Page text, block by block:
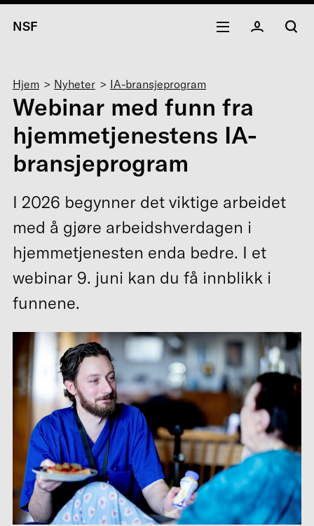
NSF
Navigasjonssti
Hjem Nyheter IA-bransjeprogram
Webinar med funn fra
hjemmetjenestens IA-
bransjeprogram
I 2026 begynner det viktige arbeidet
med å gjøre arbeidshverdagen i
hjemmetjenesten enda bedre. I et
webinar 9. juni kan du få innblikk i
funnene.